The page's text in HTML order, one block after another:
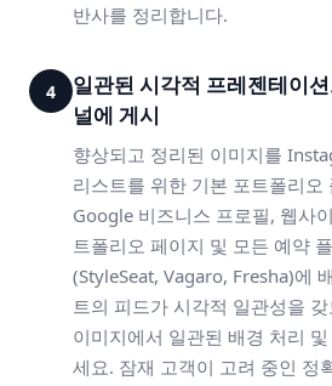
반사를 정리합니다.
4
일관된 시각적 프레젠테이
널에 게시
향상되고 정리된 이미지를
리스트를 위한 기본 포트폴리오
Google 비즈니스 프로필, 웹사
트폴리오 페이지 및 모든 예약
(StyleSeat, Vagaro, Fresha)에
트의 피드가 시각적 일관성을
이미지에서 일관된 배경 처리
세요. 잠재 고객이 고려 중인 정